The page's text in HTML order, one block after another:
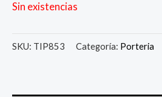
Sin existencias
SKU: TIP853 Categoría: Porteria